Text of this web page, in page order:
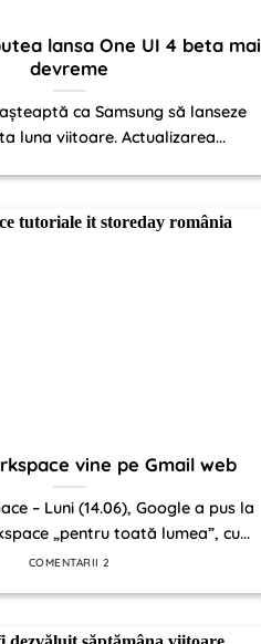
lansa One UI 4 beta mai
devreme
ca Samsung să lanseze
luna viitoare. Actualizarea...
vine pe Gmail web
– Luni (14.06), Google a pus la
„pentru toată lumea”, cu...
COMENTARII 2